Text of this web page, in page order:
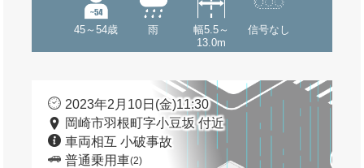
45～54歳 雨
幅5.5～
13.0m
信号なし
2023年2月10日(金)11:30
岡崎市羽根町字小豆坂 付近
車両相互 小破事故
普通乗用車(2)